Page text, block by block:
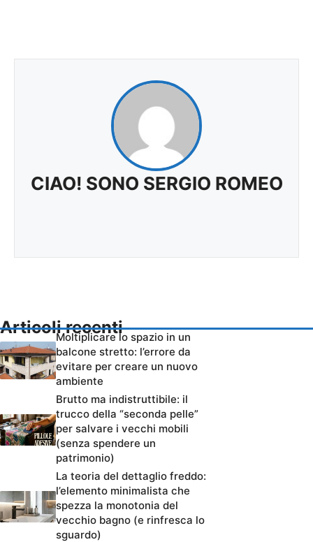
CIAO! SONO SERGIO ROMEO
Articoli recenti
Moltiplicare lo spazio in un
balcone stretto: l’errore da
evitare per creare un nuovo
ambiente
Brutto ma indistruttibile: il
trucco della “seconda pelle”
per salvare i vecchi mobili
(senza spendere un
patrimonio)
La teoria del dettaglio freddo:
l’elemento minimalista che
spezza la monotonia del
vecchio bagno (e rinfresca lo
sguardo)